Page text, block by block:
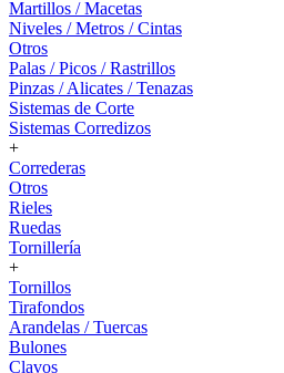
Martillos / Macetas
Niveles / Metros / Cintas
Otros
Palas / Picos / Rastrillos
Pinzas / Alicates / Tenazas
Sistemas de Corte
Sistemas Corredizos
+
Correderas
Otros
Rieles
Ruedas
Tornillería
+
Tornillos
Tirafondos
Arandelas / Tuercas
Bulones
Clavos